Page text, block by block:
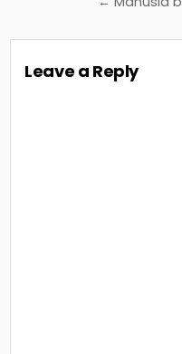
Leave a Reply